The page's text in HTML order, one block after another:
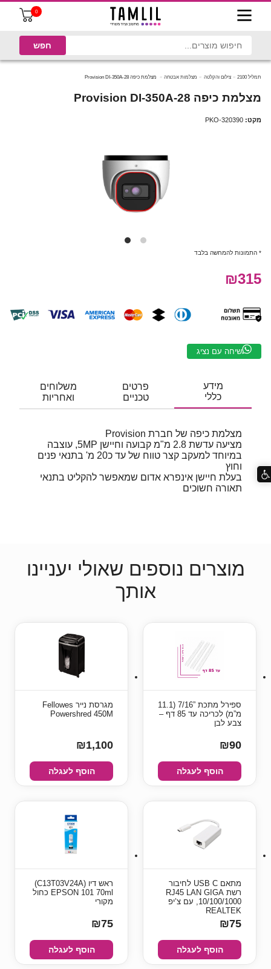
0
תמליל 2100 צילום והקלטה מצלמות אבטחה מצלמת כיפה Provision DI-350A-28
מצלמת כיפה Provision DI-350A-28
מקט: PKO-320390
* התמונות להמחשה בלבד
₪315
שיחה עם נציג
מידע
כללי
פרטים
טכניים
משלוחים
ואחריות
מצלמת כיפה של חברת Provision
מציעה עדשת 2.8 מ"מ קבועה וחיישן 5MP, עוצבה
במיוחד למעקב קצר טווח של עד כ20 מ' בתנאי פנים
וחוץ
בעלת חיישן אינפרא אדום שמאפשר להקליט בתנאי
תאורה חשוכים
מוצרים נוספים שאולי יעניינו
אותך
ספירל מתכת ”7/16 (11.1
מ”מ) לכריכה עד 85 דף –
צבע לבן
₪90
הוסף לעגלה
מגרסת נייר Fellowes
Powershred 450M
₪1,100
הוסף לעגלה
מתאם USB C לחיבור
רשת RJ45 LAN GIGA
10/100/1000, עם צ’יפ
REALTEK
₪75
הוסף לעגלה
ראש דיו (C13T03V24A)
EPSON 101 70ml כחול
מקורי
₪75
הוסף לעגלה